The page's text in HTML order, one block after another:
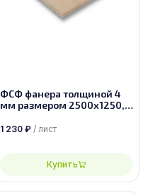
ФСФ фанера толщиной 4
мм размером 2500х1250,
1 230 ₽ / лист
Купить